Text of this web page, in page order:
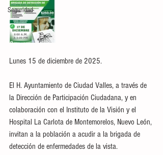
Seguridad
Lunes 15 de diciembre de 2025.
El H. Ayuntamiento de Ciudad Valles, a través de
la Dirección de Participación Ciudadana, y en
colaboración con el Instituto de la Visión y el
Hospital La Carlota de Montemorelos, Nuevo León,
invitan a la población a acudir a la brigada de
detección de enfermedades de la vista.